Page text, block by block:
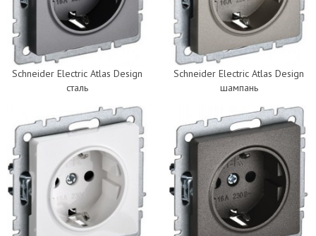
Schneider Electric Atlas Design
сталь
Schneider Electric Atlas Design
шампань